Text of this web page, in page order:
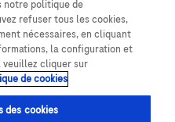
notre politique de
refuser tous les cookies,
nécessaires, en cliquant
la configuration et
cliquer sur
de cookies
des cookies